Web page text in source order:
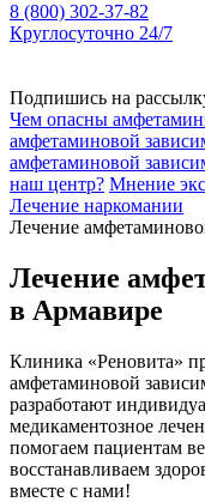
8 (800) 302-37-82
Круглосуточно 24/7
Подпишись на
Чем опасны
амфетаминовой
амфетаминовой
наш центр? Мнение
Лечение наркомании
Лечение
Лечение
в Армавире
Клиника «Реновита»
амфетаминовой
разработают
медикаментозное
помогаем пациентам
восстанавливаем
вместе с нами!